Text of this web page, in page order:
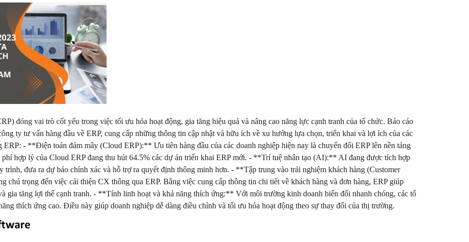
đóng vai trò cốt yếu trong việc tối ưu hóa hoạt động, gia tăng hiệu quả và nâng cao năng lực cạnh tranh của tổ chức. Báo cáo
ty tư vấn hàng đầu về ERP, cung cấp những thông tin cập nhật và hữu ích về xu hướng lựa chọn, triển khai và lợi ích của các
- **Điện toán đám mây (Cloud ERP):** Ưu tiên hàng đầu của các doanh nghiệp hiện nay là chuyển đổi ERP lên nền tảng
hợp lý của Cloud ERP đang thu hút 64.5% các dự án triển khai ERP mới. - **Trí tuệ nhân tạo (AI):** AI đang được tích hợp
trình, đưa ra dự báo chính xác và hỗ trợ ra quyết định thông minh hơn. - **Tập trung vào trải nghiệm khách hàng (Customer
chú trọng đến việc cải thiện CX thông qua ERP. Bằng việc cung cấp thông tin chi tiết về khách hàng và đơn hàng, ERP giúp
gia tăng lợi thế cạnh tranh. - **Tính linh hoạt và khả năng thích ứng:** Với môi trường kinh doanh biến đổi nhanh chóng, các tổ
thích ứng cao. Điều này giúp doanh nghiệp dễ dàng điều chỉnh và tối ưu hóa hoạt động theo sự thay đổi của thị trường.